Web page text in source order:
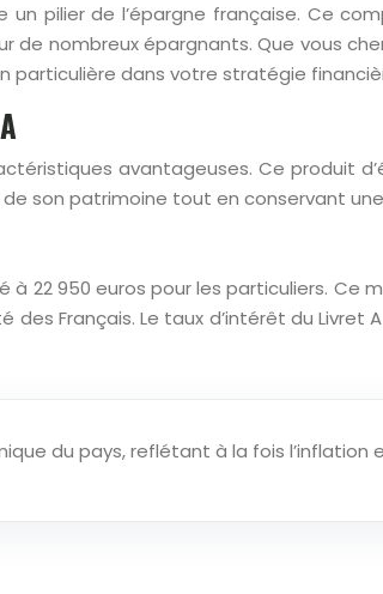
pilier de l’épargne française. Ce
de nombreux épargnants. Que vous
particulière dans votre stratégie
avantageuses. Ce produit
son patrimoine tout en conservant
à 22 950 euros pour les particuliers.
Français. Le taux d’intérêt du Livret
du pays, reflétant à la fois